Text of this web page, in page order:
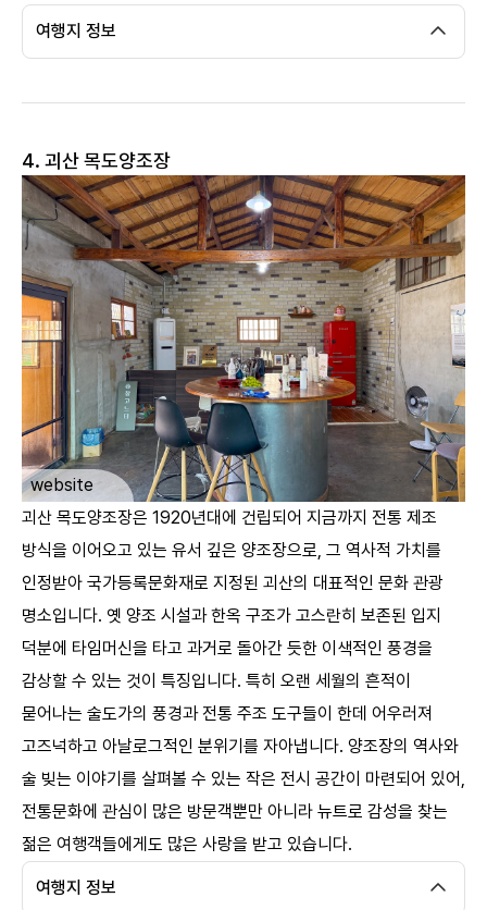
여행지 정보
4. 괴산 목도양조장
website
ㅤ
괴산 목도양조장은 1920년대에 건립되어 지금까지 전통 제조
방식을 이어오고 있는 유서 깊은 양조장으로, 그 역사적 가치를
인정받아 국가등록문화재로 지정된 괴산의 대표적인 문화 관광
명소입니다. 옛 양조 시설과 한옥 구조가 고스란히 보존된 입지
덕분에 타임머신을 타고 과거로 돌아간 듯한 이색적인 풍경을
감상할 수 있는 것이 특징입니다. 특히 오랜 세월의 흔적이
묻어나는 술도가의 풍경과 전통 주조 도구들이 한데 어우러져
고즈넉하고 아날로그적인 분위기를 자아냅니다. 양조장의 역사와
술 빚는 이야기를 살펴볼 수 있는 작은 전시 공간이 마련되어 있어,
전통문화에 관심이 많은 방문객뿐만 아니라 뉴트로 감성을 찾는
젊은 여행객들에게도 많은 사랑을 받고 있습니다.
여행지 정보